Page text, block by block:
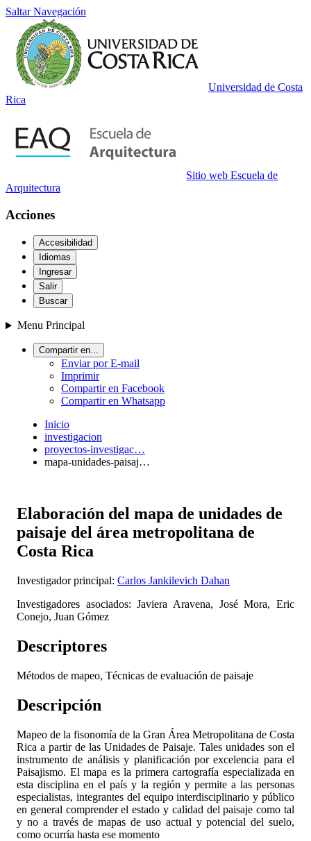
Saltar Navegación
Universidad de Costa
Rica
Sitio web Escuela de
Arquitectura
Acciones
Accesibilidad
Idiomas
Ingresar
Salir
Buscar
Menu Principal
Compartir en...
Enviar por E-mail
Imprimir
Compartir en Facebook
Compartir en Whatsapp
Inicio
investigacion
proyectos-investigac…
mapa-unidades-paisaj…
Elaboración del mapa de unidades de
paisaje del área metropolitana de
Costa Rica
Investigador principal: Carlos Jankilevich Dahan
Investigadores asociados: Javiera Aravena, José Mora, Eric
Conejo, Juan Gómez
Descriptores
Métodos de mapeo, Técnicas de evaluación de paisaje
Descripción
Mapeo de la fisonomía de la Gran Área Metropolitana de Costa
Rica a partir de las Unidades de Paisaje. Tales unidades son el
instrumento de análisis y planificación por excelencia para el
Paisajismo. El mapa es la primera cartografía especializada en
esta disciplina en el país y la región y permite a las personas
especialistas, integrantes del equipo interdisciplinario y público
en general comprender el estado y calidad del paisaje como tal
y no a través de mapas de uso actual y potencial del suelo,
como ocurría hasta ese momento